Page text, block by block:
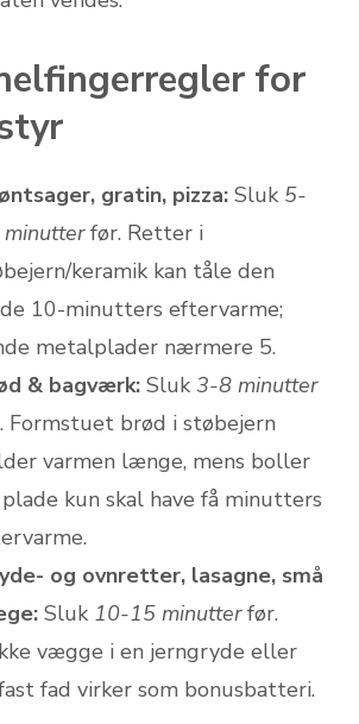
for
gratin, pizza: Sluk 5-
før. Retter i
keramik kan tåle den
10-minutters eftervarme;
metalplader nærmere 5.
& bagværk: Sluk 3-8 minutter
Formstuet brød i støbejern
varmen længe, mens boller
kun skal have få minutters
og ovnretter, lasagne, små
Sluk 10-15 minutterfør.
vægge i en jerngryde eller
fad virker som bonusbatteri.